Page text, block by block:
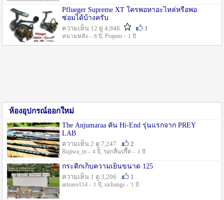
Pflueger Supreme XT ใครพอหาอะไหล่หรือพอ
ซ่อมได้บ้างครับ
ความเห็น 12 ดู 4,946
1
หนามหลัง - 8 ปี , Prajum - 1 ปี
ห้องอุปกรณ์ออกใหม่
The Anjumaraa คัน Hi-End รุ่นแรกจาก PREY
LAB
ความเห็น 2 ดู 7,247
2
Rujiwa_m - 4 ปี , รอกลื่นปรื๊ด - 1 ปี
กระติกเก็บความเย็นขนาด 125
ความเห็น 1 ดู 3,206
1
artsave114 - 1 ปี , sichangs - 1 ปี